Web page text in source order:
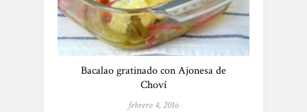
Bacalao gratinado con Ajonesa de
Choví
febrero 4, 2016